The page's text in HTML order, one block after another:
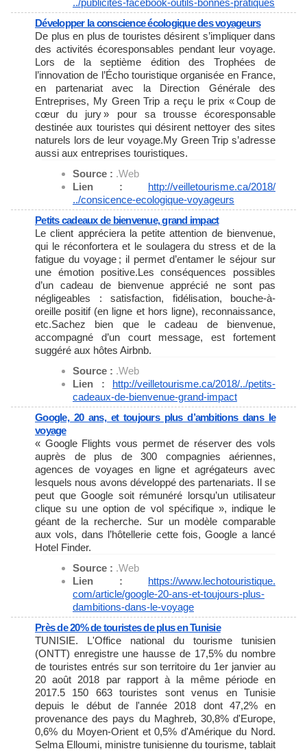
../publicites-facebook-outils-bonnes-pratiques
Développer la conscience écologique des voyageurs
De plus en plus de touristes désirent s’impliquer dans
des activités écoresponsables pendant leur voyage.
Lors de la septième édition des Trophées de
l’innovation de l’Écho touristique organisée en France,
en partenariat avec la Direction Générale des
Entreprises, My Green Trip a reçu le prix « Coup de
cœur du jury » pour sa trousse écoresponsable
destinée aux touristes qui désirent nettoyer des sites
naturels lors de leur voyage.My Green Trip s’adresse
aussi aux entreprises touristiques.
Source : .Web
Lien : http://veilletourisme.ca/2018/
../consicence-ecologique-voyageurs
Petits cadeaux de bienvenue, grand impact
Le client appréciera la petite attention de bienvenue,
qui le réconfortera et le soulagera du stress et de la
fatigue du voyage ; il permet d’entamer le séjour sur
une émotion positive.Les conséquences possibles
d’un cadeau de bienvenue apprécié ne sont pas
négligeables : satisfaction, fidélisation, bouche-à-
oreille positif (en ligne et hors ligne), reconnaissance,
etc.Sachez bien que le cadeau de bienvenue,
accompagné d’un court message, est fortement
suggéré aux hôtes Airbnb.
Source : .Web
Lien : http://veilletourisme.ca/2018/../petits-
cadeaux-de-bienvenue-grand-impact
Google, 20 ans, et toujours plus d’ambitions dans le
voyage
« Google Flights vous permet de réserver des vols
auprès de plus de 300 compagnies aériennes,
agences de voyages en ligne et agrégateurs avec
lesquels nous avons développé des partenariats. Il se
peut que Google soit rémunéré lorsqu’un utilisateur
clique su une option de vol spécifique », indique le
géant de la recherche. Sur un modèle comparable
aux vols, dans l’hôtellerie cette fois, Google a lancé
Hotel Finder.
Source : .Web
Lien : https://www.lechotouristique.
com/article/google-20-ans-et-toujours-plus-
dambitions-dans-le-voyage
Près de 20% de touristes de plus en Tunisie
TUNISIE. L'Office national du tourisme tunisien
(ONTT) enregistre une hausse de 17,5% du nombre
de touristes entrés sur son territoire du 1er janvier au
20 août 2018 par rapport à la même période en
2017.5 150 663 touristes sont venus en Tunisie
depuis le début de l'année 2018 dont 47,2% en
provenance des pays du Maghreb, 30,8% d'Europe,
0,6% du Moyen-Orient et 0,5% d'Amérique du Nord.
Selma Elloumi, ministre tunisienne du tourisme, tablait